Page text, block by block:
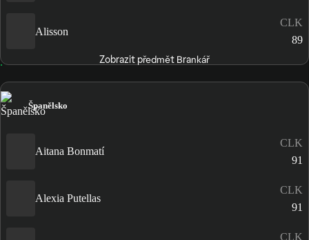
Alisson
CLK
89
Zobrazit předmět Brankář
Španělsko
Aitana Bonmatí
CLK
91
Alexia Putellas
CLK
91
CLK